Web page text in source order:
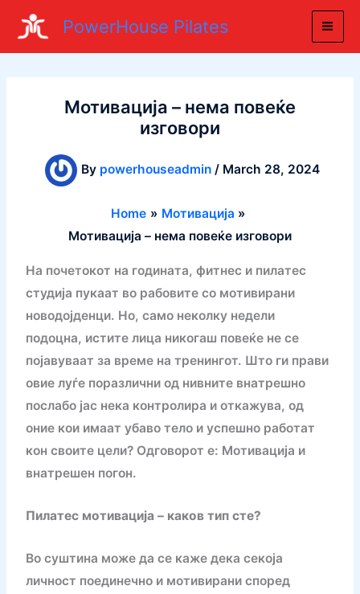
content
PowerHouse Pilates
Mотивација – нема повеќе
изговори
By powerhouseadmin / March 28, 2024
Home
Mотивација
Mотивација – нема повеќе изговори
На почетокот на годината, фитнес и пилатес
студија пукаат во рабовите со мотивирани
новодојденци. Но, само неколку недели
подоцна, истите лица никогаш повеќе не се
појавуваат за време на тренингот. Што ги прави
овие луѓе поразлични од нивните внатрешно
послабо јас нека контролира и откажува, од
оние кои имаат убаво тело и успешно работат
кон своите цели? Одговорот е: Мотивација и
внатрешен погон.
Пилатес мотивација – каков тип сте?
Во суштина може да се каже дека секоја
личност поединечно и мотивирани според